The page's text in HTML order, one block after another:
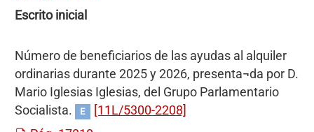
Escrito inicial
Número de beneficiarios de las ayudas al alquiler
ordinarias durante 2025 y 2026, presenta¬da por D.
Mario Iglesias Iglesias, del Grupo Parlamentario
Socialista.
E
[11L/5300-2208]